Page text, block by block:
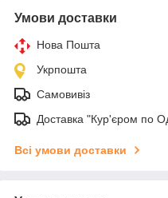
Умови доставки
Нова Пошта
Укрпошта
Самовивіз
Доставка "Кур'єром по
Всі умови доставки